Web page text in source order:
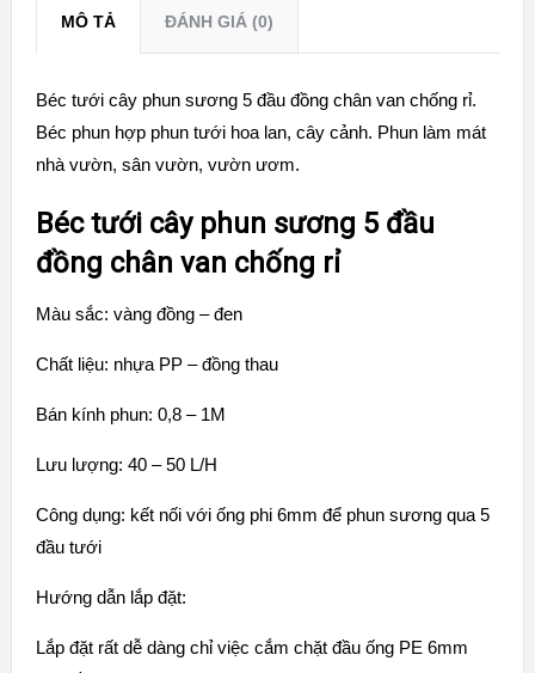
MÔ TẢ ĐÁNH GIÁ (0)
Béc tưới cây phun sương 5 đầu đồng chân van chống rỉ.
Béc phun hợp phun tưới hoa lan, cây cảnh. Phun làm mát
nhà vườn, sân vườn, vườn ươm.
Béc tưới cây phun sương 5 đầu
đồng chân van chống rỉ
Màu sắc: vàng đồng – đen
Chất liệu: nhựa PP – đồng thau
Bán kính phun: 0,8 – 1M
Lưu lượng: 40 – 50 L/H
Công dụng: kết nối với ống phi 6mm để phun sương qua 5
đầu tưới
Hướng dẫn lắp đặt:
Lắp đặt rất dễ dàng chỉ việc cắm chặt đầu ống PE 6mm